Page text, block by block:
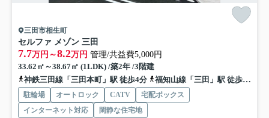
三田市相生町
セルファ メゾン 三田
7.7万円～8.2万円 管理/共益費5,000円
33.62㎡～38.67㎡ (1LDK) /築2年 /3階建
神鉄三田線「三田本町」駅 徒歩4分
福知山線「三田」駅 徒歩10分
駐輪場 オートロック CATV
宅配ボックス
インターネット対応
閑静な住宅地